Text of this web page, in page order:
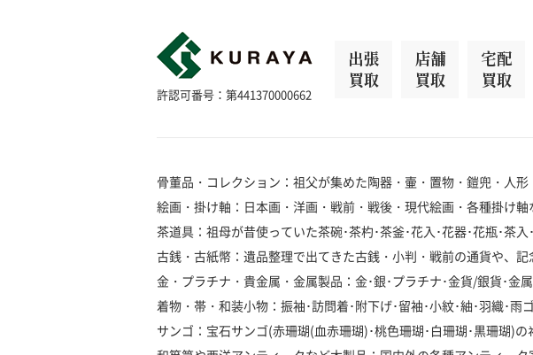
許認可番号：第441370000662
出張
買取
店舗
買取
宅配
買取
骨董品・コレクション：祖父が集めた陶器・壷・置物・鎧兜・人形
絵画・掛け軸：日本画・洋画・戦前・戦後・現代絵画・各種掛け軸
茶道具：祖母が昔使っていた茶碗･茶杓･茶釜･花入･花器･花瓶･茶
古銭・古紙幣：遺品整理で出てきた古銭・小判・戦前の通貨や、
金・プラチナ・貴金属・金属製品：金･銀･プラチナ･金貨/銀貨･金
着物・帯・和装小物：振袖･訪問着･附下げ･留袖･小紋･紬･羽織･雨
サンゴ：宝石サンゴ(赤珊瑚(血赤珊瑚)･桃色珊瑚･白珊瑚･黒珊瑚)の